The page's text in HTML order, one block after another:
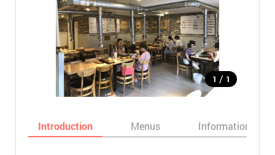
1 / 1
Introduction Menus Informations